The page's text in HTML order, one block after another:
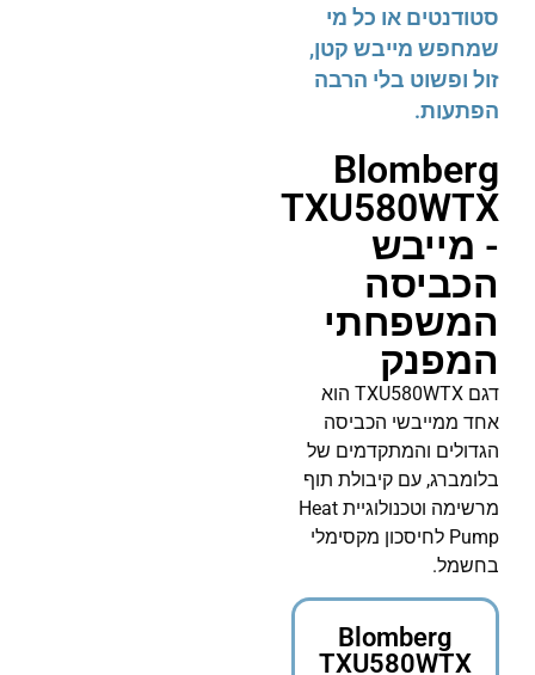
סטודנטים או כל מי
שמחפש מייבש קטן,
זול ופשוט בלי הרבה
הפתעות.
Blomberg
TXU580WTX
- מייבש
הכביסה
המשפחתי
המפנק
דגם TXU580WTX הוא
אחד ממייבשי הכביסה
הגדולים והמתקדמים של
בלומברג, עם קיבולת תוף
מרשימה וטכנולוגיית Heat
Pump לחיסכון מקסימלי
בחשמל.
Blomberg
TXU580WTX